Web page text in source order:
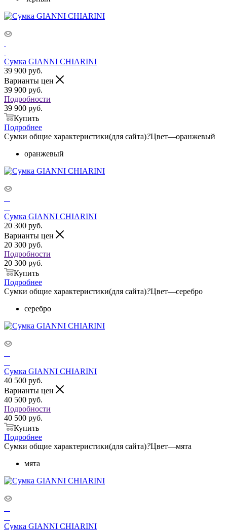
Сумка GIANNI CHIARINI
39 900 руб.
Варианты цен
39 900 руб.
Подробности
39 900 руб.
Купить
Подробнее
Сумки общие характеристики(для сайта)?Цвет—оранжевый
оранжевый
Сумка GIANNI CHIARINI
20 300 руб.
Варианты цен
20 300 руб.
Подробности
20 300 руб.
Купить
Подробнее
Сумки общие характеристики(для сайта)?Цвет—серебро
серебро
Сумка GIANNI CHIARINI
40 500 руб.
Варианты цен
40 500 руб.
Подробности
40 500 руб.
Купить
Подробнее
Сумки общие характеристики(для сайта)?Цвет—мята
мята
Сумка GIANNI CHIARINI